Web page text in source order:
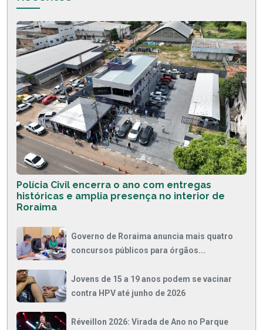
Polícia Civil encerra o ano com entregas
históricas e amplia presença no interior de
Roraima
Governo de Roraima anuncia mais quatro
concursos públicos para órgãos...
Jovens de 15 a 19 anos podem se vacinar
contra HPV até junho de 2026
Réveillon 2026: Virada de Ano no Parque